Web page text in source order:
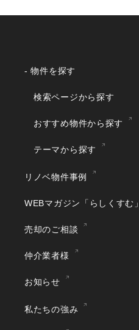
- 物件を探す
検索ページから探す
おすすめ物件から探す
テーマから探す
リノベ物件事例
WEBマガジン「らしくすむ」
売却のご相談
仲介業者様
お知らせ
私たちの強み